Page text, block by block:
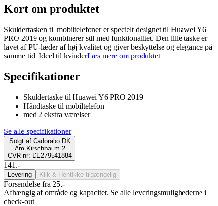
Kort om produktet
Skuldertasken til mobiltelefoner er specielt designet til Huawei Y6
PRO 2019 og kombinerer stil med funktionalitet. Den lille taske er
lavet af PU-læder af høj kvalitet og giver beskyttelse og elegance på
samme tid. Ideel til kvinderLæs mere om produktet
Specifikationer
Skuldertaske til Huawei Y6 PRO 2019
Håndtaske til mobiltelefon
med 2 ekstra værelser
Se alle specifikationer
Solgt af Cadorabo DK
Am Kirschbaum 2
CVR-nr: DE279541884
141.-
Levering Klik & Hent Ikke tilgængelig
Forsendelse fra 25,-
Afhængig af område og kapacitet. Se alle leveringsmulighederne i
check-out